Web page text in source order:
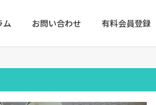
ム お問い合わせ 有料会員登録